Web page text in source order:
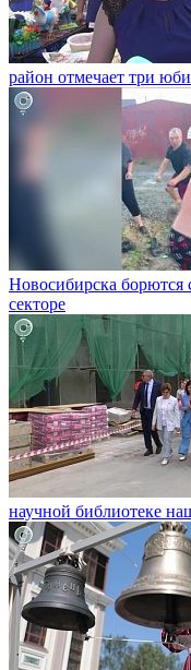
район отмечает три
Новосибирска
секторе
научной библиотеке